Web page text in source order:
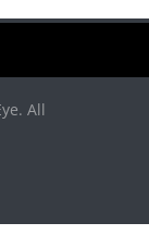
All